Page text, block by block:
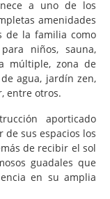
a uno de los
amenidades
de la familia como
niños, sauna,
múltiple, zona de
agua, jardín zen,
entre otros.
aporticado
sus espacios los
de recibir el sol
guadales que
en su amplia